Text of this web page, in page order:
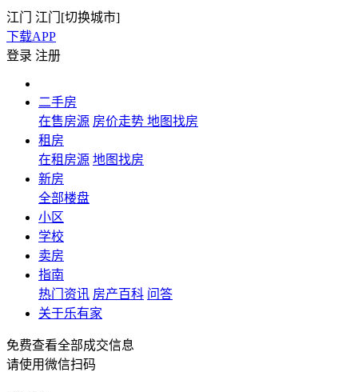
江门 江门[切换城市]
下载APP
登录 注册
二手房
在售房源 房价走势 地图找房
租房
在租房源 地图找房
新房
全部楼盘
小区
学校
卖房
指南
热门资讯 房产百科 问答
关于乐有家
免费查看全部成交信息
请使用微信扫码